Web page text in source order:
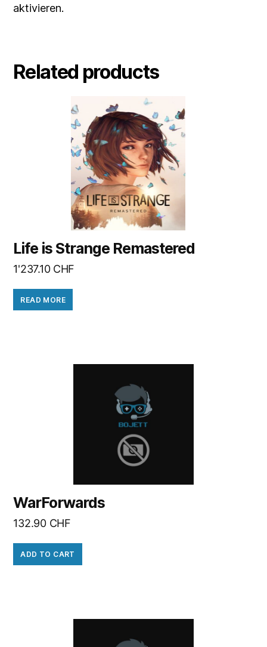
aktivieren.
Related products
Life is Strange Remastered
1'237.10 CHF
READ MORE
WarForwards
132.90 CHF
ADD TO CART